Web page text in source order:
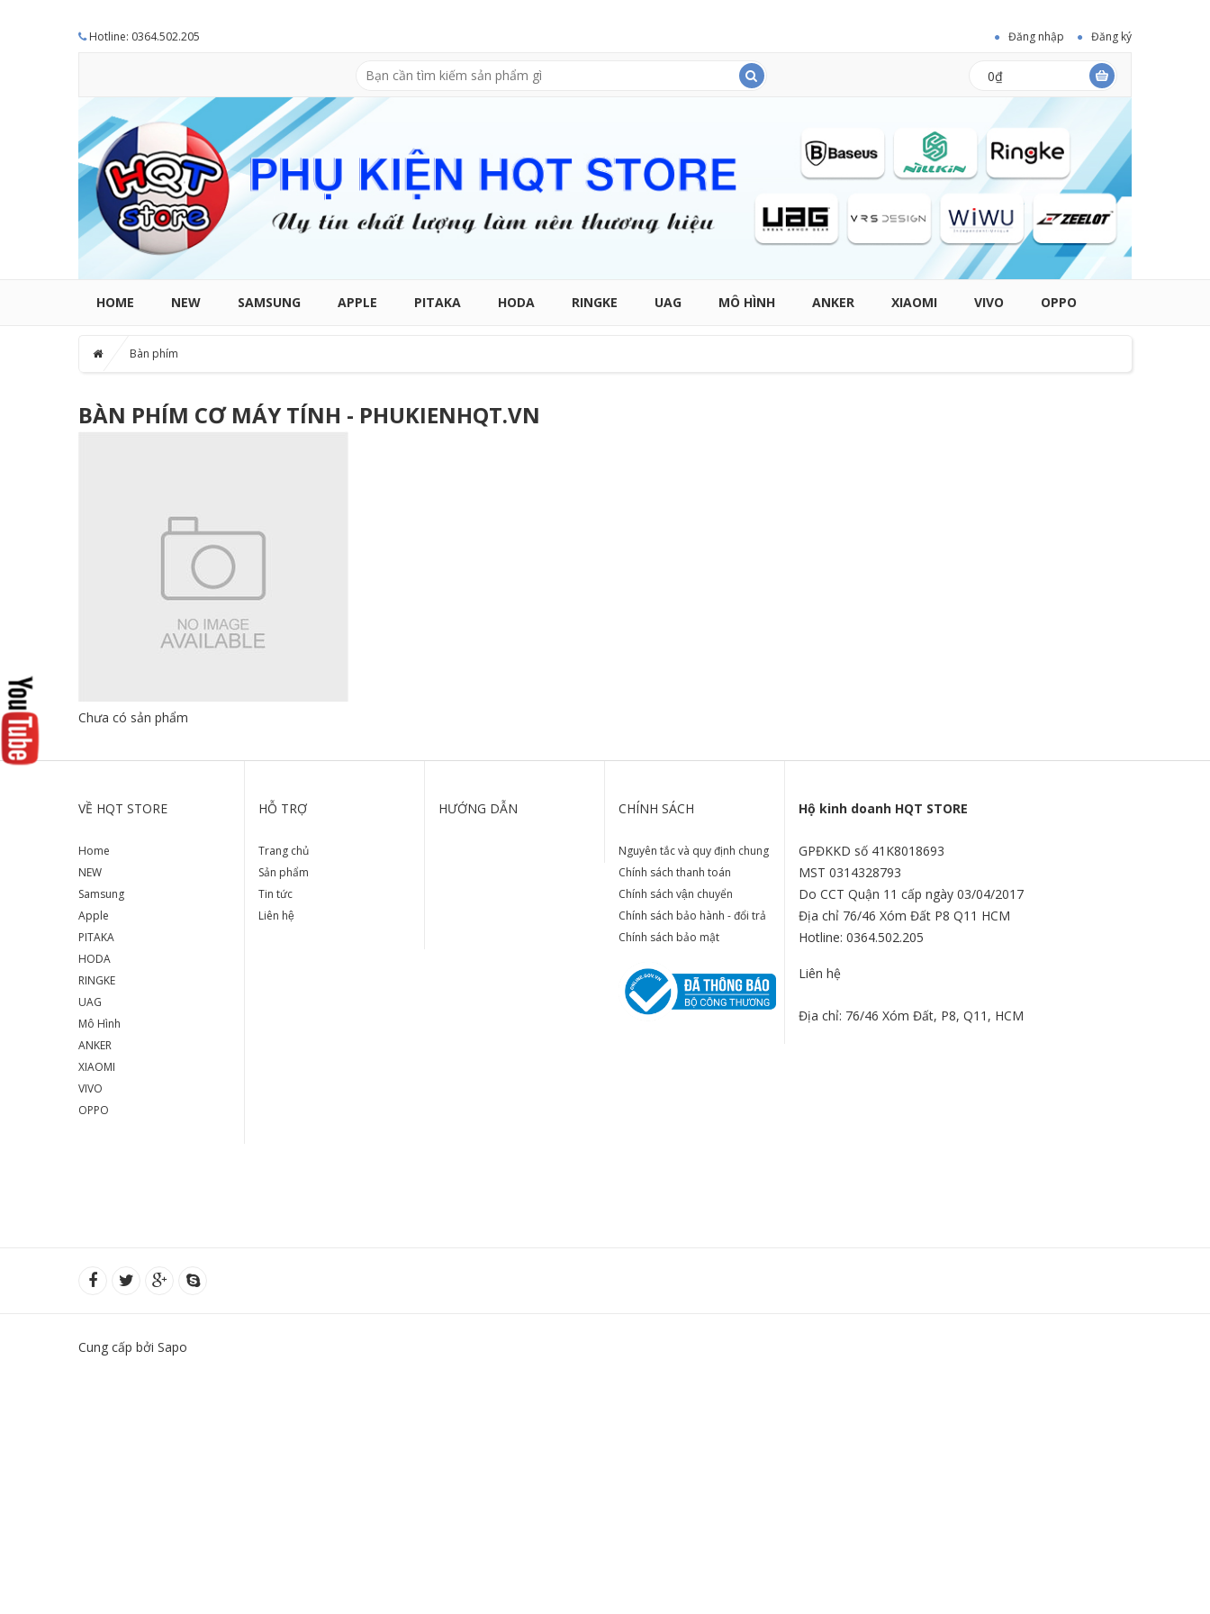
Hotline: 0364.502.205 Đăng nhập Đăng ký
0₫
HOME NEW SAMSUNG APPLE PITAKA HODA RINGKE UAG MÔ HÌNH ANKER XIAOMI VIVO OPPO
Bàn phím
BÀN PHÍM CƠ MÁY TÍNH - PHUKIENHQT.VN
Chưa có sản phẩm
VỀ HQT STORE
Home
NEW
Samsung
Apple
PITAKA
HODA
RINGKE
UAG
Mô Hình
ANKER
XIAOMI
VIVO
OPPO
HỖ TRỢ
Trang chủ
Sản phẩm
Tin tức
Liên hệ
HƯỚNG DẪN CHÍNH SÁCH
Nguyên tắc và quy định chung
Chính sách thanh toán
Chính sách vận chuyển
Chính sách bảo hành - đổi trả
Chính sách bảo mật
Hộ kinh doanh HQT STORE
GPĐKKD số 41K8018693
MST 0314328793
Do CCT Quận 11 cấp ngày 03/04/2017
Địa chỉ 76/46 Xóm Đất P8 Q11 HCM
Hotline: 0364.502.205
Liên hệ
Địa chỉ: 76/46 Xóm Đất, P8, Q11, HCM
Cung cấp bởi Sapo